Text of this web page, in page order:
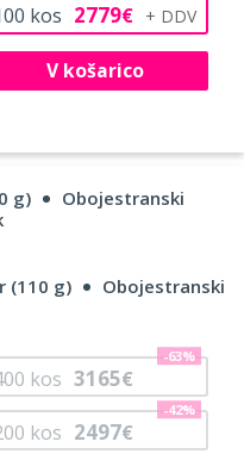
kos 2779€
V košarico
g)
Obojestranski
(110 g)
Obojestranski
kos 2497€
-42%
kos 3165€
-63%